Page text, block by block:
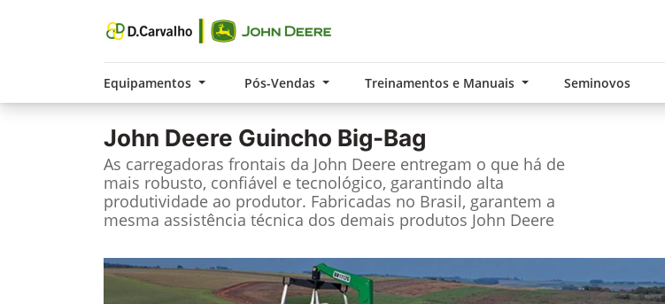
Equipamentos Pós-Vendas Treinamentos e Manuais Seminovos
John Deere Guincho Big-Bag
As carregadoras frontais da John Deere entregam o que há de
mais robusto, confiável e tecnológico, garantindo alta
produtividade ao produtor. Fabricadas no Brasil, garantem a
mesma assistência técnica dos demais produtos John Deere